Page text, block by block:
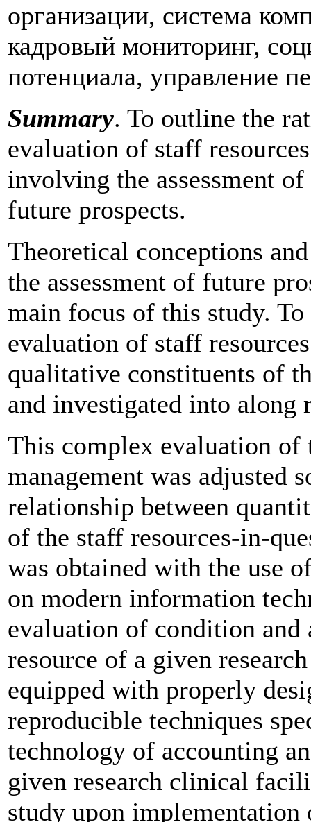
организации, система
кадровый мониторинг,
потенциала, управление
Summary. To outline the
evaluation of staff
involving the assessment
future prospects.
Theoretical conceptions
the assessment of future
main focus of this study.
evaluation of staff
qualitative constituents of
and investigated into along
This complex evaluation of
management was adjusted
relationship between
of the staff resources-in-
was obtained with the use
on modern information
evaluation of condition and
resource of a given
equipped with properly
reproducible techniques
technology of accounting
given research clinical
study upon